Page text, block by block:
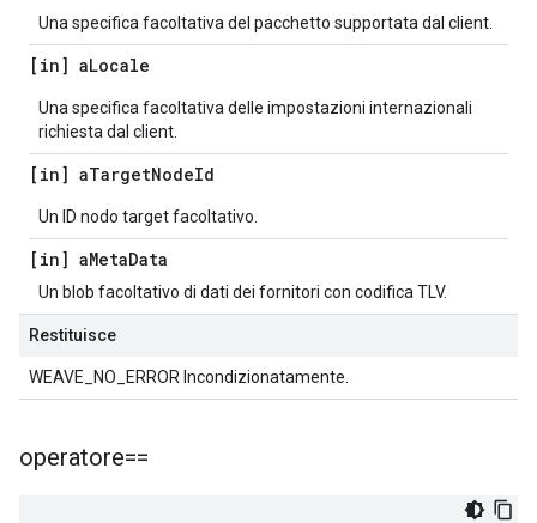
Una specifica facoltativa del pacchetto supportata dal client.
[in] aLocale
Una specifica facoltativa delle impostazioni internazionali
richiesta dal client.
[in] aTargetNodeId
Un ID nodo target facoltativo.
[in] aMetaData
Un blob facoltativo di dati dei fornitori con codifica TLV.
Restituisce
WEAVE_NO_ERROR Incondizionatamente.
operatore==